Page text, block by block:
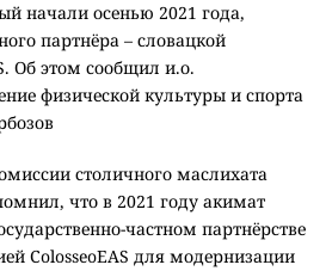
начали осенью 2021 года,
партнёра – словацкой
Об этом сообщил и.о.
физической культуры и спорта
столичного маслихата
что в 2021 году акимат
частном партнёрстве
ColosseoEAS для модернизации